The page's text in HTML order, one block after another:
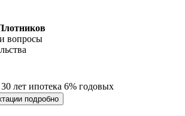
вопросы
лет ипотека 6% годовых
подробно